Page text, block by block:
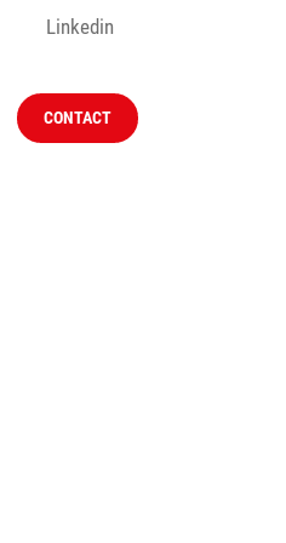
Linkedin
CONTACT